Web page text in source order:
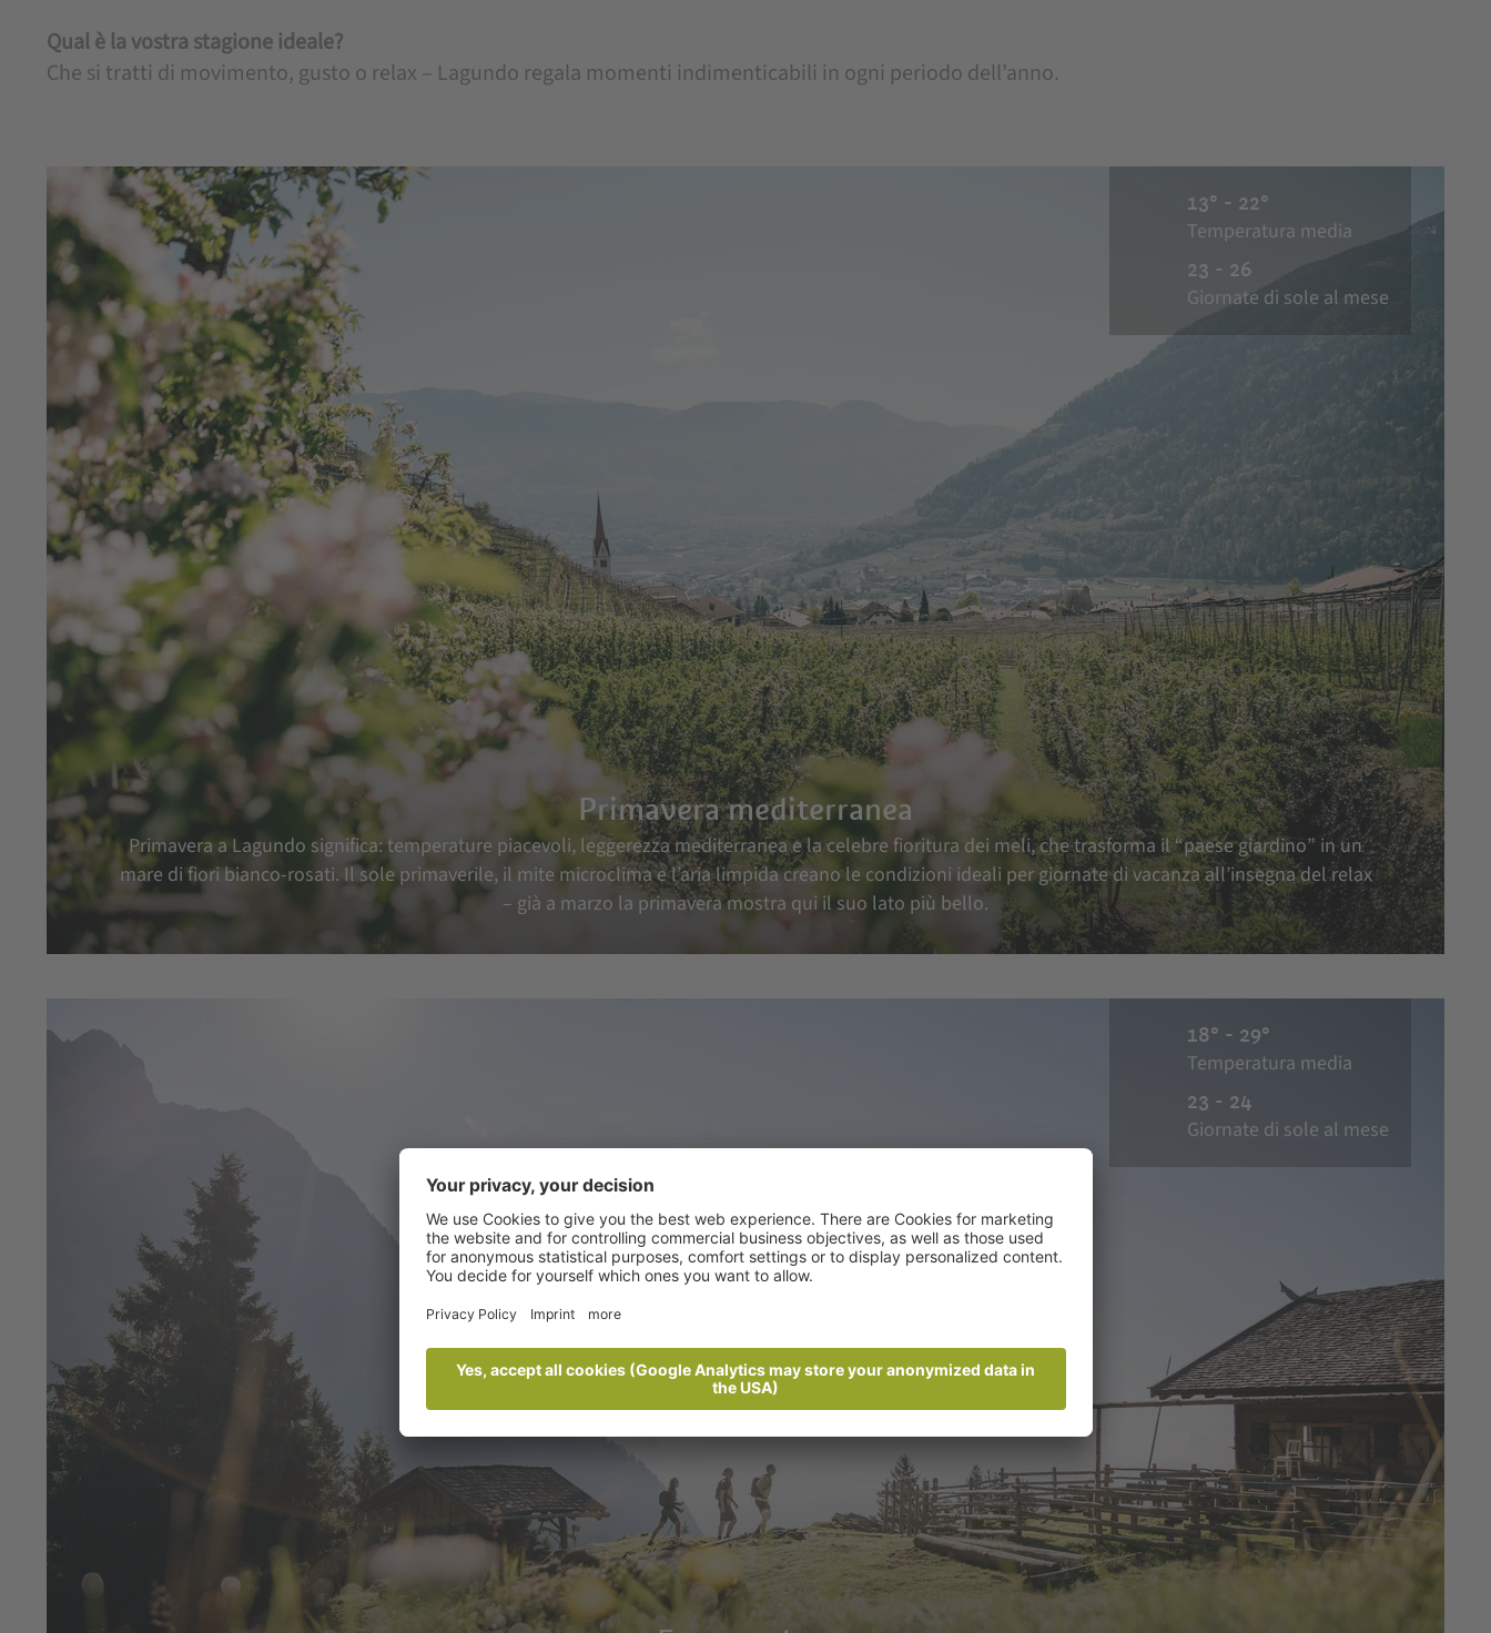
Qual è la vostra stagione ideale?
Che si tratti di movimento, gusto o relax – Lagundo regala momenti indimenticabili in ogni periodo dell’anno.
Primavera mediterranea
Primavera a Lagundo significa: temperature piacevoli, leggerezza mediterranea e la celebre fioritura dei meli, che trasforma il “paese giardino” in un
mare di fiori bianco-rosati. Il sole primaverile, il mite microclima e l’aria limpida creano le condizioni ideali per giornate di vacanza all’insegna del relax
– già a marzo la primavera mostra qui il suo lato più bello.
13° - 22°
Temperatura media
23 - 26
Giornate di sole al mese
18° - 29°
Temperatura media
23 - 24
Giornate di sole al mese